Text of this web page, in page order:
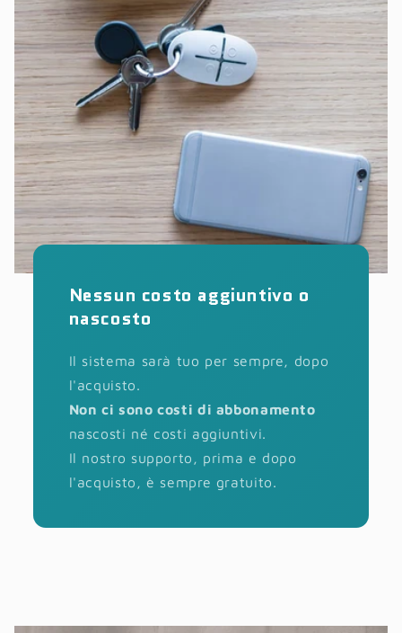
Nessun costo aggiuntivo o
nascosto
Il sistema sarà tuo per sempre, dopo
l'acquisto.
Non ci sono costi di abbonamento
nascosti né costi aggiuntivi.
Il nostro supporto, prima e dopo
l'acquisto, è sempre gratuito.